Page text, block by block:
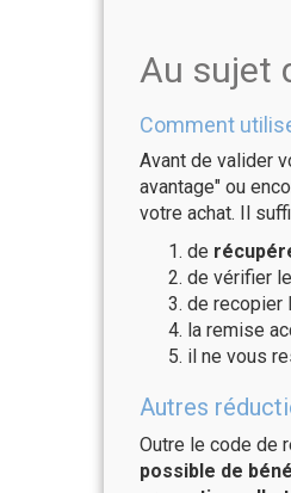
Au sujet
Comment
Avant de valider
avantage" ou
votre achat. Il
de
de vérifier
de recopier
la remise
il ne vous
Autres
Outre le code de
possible de